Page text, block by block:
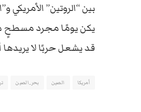
بين “الروتين”
يكن يومًا مجرد مسطحٍ
قد يشعل حربًا لا
أمريكا الصين بحر_الصين